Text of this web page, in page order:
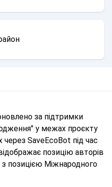
за підтримки
у межах проєкту
через SaveEcoBot під час
позицію авторів
з позицією Міжнародного